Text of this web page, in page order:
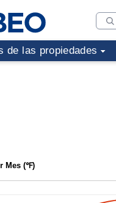
de las propiedades
Mes (℉)